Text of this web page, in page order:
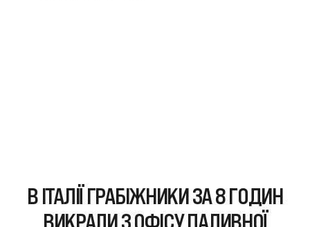
В ІТАЛІЇ ГРАБІЖНИКИ ЗА 8 ГОДИН
ВИКРАЛИ З ОФІСУ ПАЛИВНОЇ